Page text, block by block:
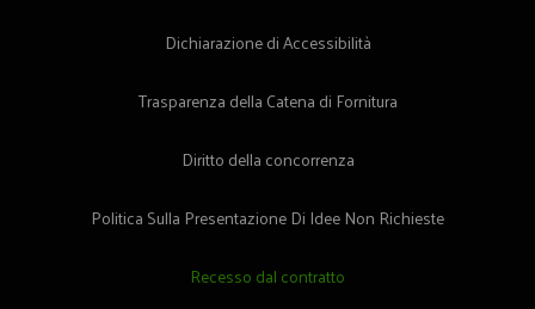
Dichiarazione di Accessibilità
Trasparenza della Catena di Fornitura
Diritto della concorrenza
Politica Sulla Presentazione Di Idee Non Richieste
Recesso dal contratto